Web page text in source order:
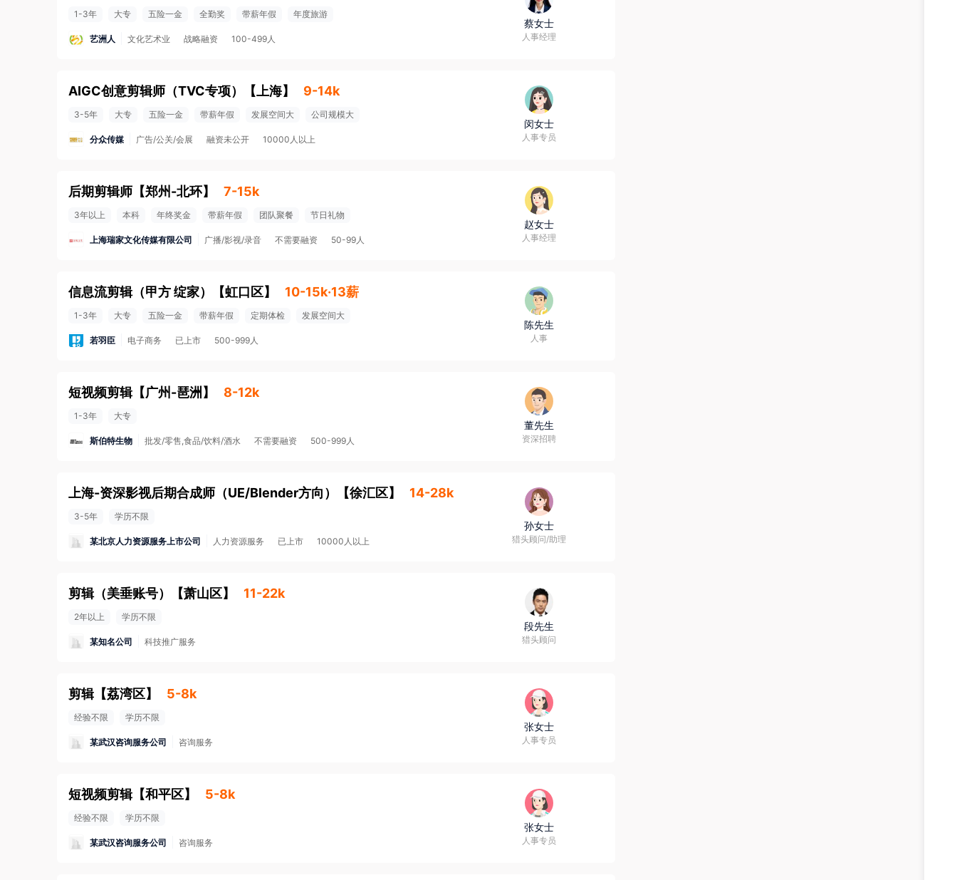
1-3年 大专 五险一金 全勤奖 带薪年假 年度旅游
艺洲人 文化艺术业 战略融资 100-499人
蔡女士
人事经理
AIGC创意剪辑师（TVC专项） 【 上海】 9-14k
3-5年 大专 五险一金 带薪年假 发展空间大 公司规模大
分众传媒 广告/公关/会展 融资未公开 10000人以上
闵女士
人事专员
后期剪辑师 【郑州-北环】 7-15k
3年以上 本科 年终奖金 带薪年假 团队聚餐 节日礼物
上海瑞家文化传媒有限公司 广播/影视/录音 不需要融资 50-99人
赵女士
人事经理
信息流剪辑（甲方 绽家） 【虹口区】 10-15k·13薪
1-3年 大专 五险一金 带薪年假 定期体检 发展空间大
若羽臣 电子商务 已上市 500-999人
陈先生
人事
短视频剪辑 【广州-琶洲 】 8-12k
1-3年 大专
斯伯特生物 批发/零售,食品/饮料/酒水 不需要融资 500-999人
董先生
资深招聘
上海-资深影视后期合成师（UE/Blender方向） 【徐汇区】 14-28k
3-5年 学历不限
某北京人力资源服务上市公司 人力资源服务 已上市 10000人以上
孙女士
猎头顾问/助理
剪辑（美垂账号） 【萧山区】 11-22k
2年以上 学历不限
某知名公司 科技推广服务
段先生
猎头顾问
剪辑 【荔湾区】 5-8k
经验不限 学历不限
某武汉咨询服务公司 咨询服务
张女士
人事专员
短视频剪辑 【和平区】 5-8k
经验不限 学历不限
某武汉咨询服务公司 咨询服务
张女士
人事专员